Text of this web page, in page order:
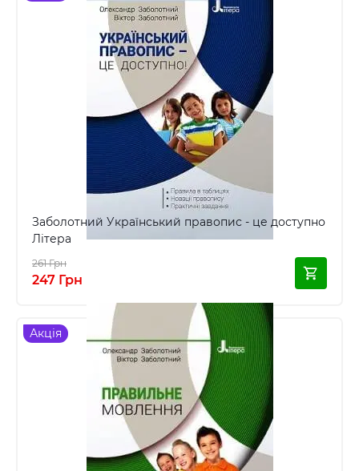
Заболотний Український правопис - це доступно
Літера
261 Грн
247 Грн
Акція